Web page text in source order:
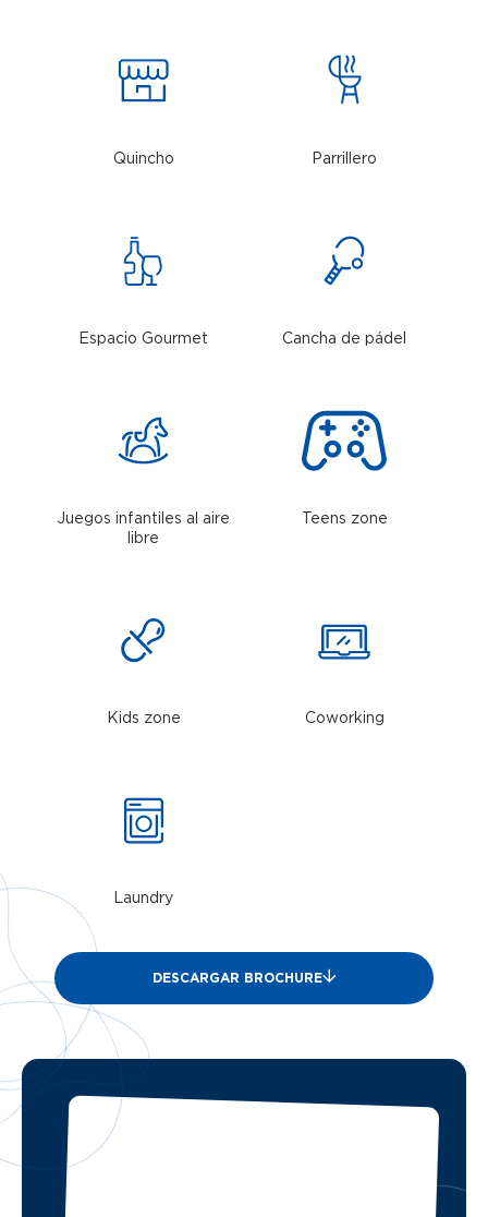
Quincho Parrillero
Espacio Gourmet Cancha de pádel
Juegos infantiles al aire
libre
Teens zone
Kids zone Coworking
Laundry
DESCARGAR BROCHURE